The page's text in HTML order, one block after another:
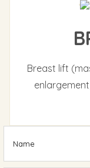
Breast lift